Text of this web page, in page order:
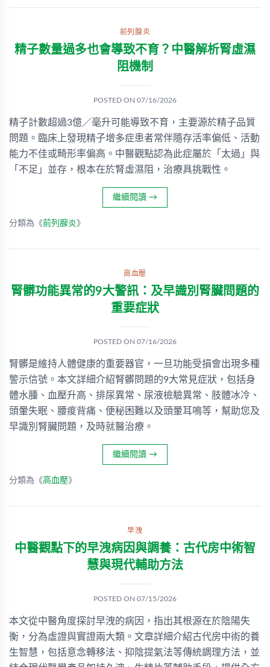
前列腺炎
精子數量過多也會導致不育？中醫解析腎虛濕
阻機制
POSTED ON 07/16/2026
精子計數超過3億／毫升可能導致不育，主要源於精子品質
問題。臨床上發現精子增多症患者常伴隨存活率偏低、活動
能力不佳或畸形率偏高。中醫觀點認為此症屬於「太過」與
「不足」並存，根本在於腎虛濕阻，治療具挑戰性。
繼續閱讀 →
分類為《前列腺炎》
高血壓
腎髒功能異常的9大警訊：及早識別腎臟問題的
重要症狀
POSTED ON 07/16/2026
腎髒是維持人體健康的重要器官，一旦功能受損會出現多種
警示信號。本文詳細介紹腎髒問題的9大常見症狀，包括身
體水腫、血壓升高、排尿異常、尿液檢驗異常、肢體冰冷、
頭暈失眠、腰痠背痛、便秘困難以及頭暈耳鳴等，幫助您及
早識別腎臟問題，及時就醫治療。
繼續閱讀 →
分類為《高血壓》
早洩
中醫觀點下的早洩病因與調養：古代房中術智
慧與現代輔助方法
POSTED ON 07/15/2026
本文從中醫角度探討早洩的病因，指出其根源在於陰陽失
衡，分為虛證與實證兩大類。文章詳細介紹古代房中術的養
生智慧，包括意念轉移法、抑陰提氣法等傳統調理方法，並